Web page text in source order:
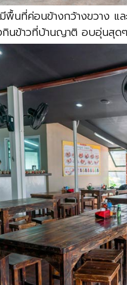
มีพื้นที่ค่อนข้างกว้างขวาง แ
นข้าวที่บ้านญาติ อบอุ่นสุด